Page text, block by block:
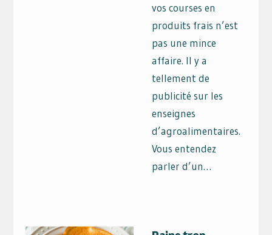
vos courses en
produits frais n’est
pas une mince
affaire. Il y a
tellement de
publicité sur les
enseignes
d’agroalimentaires.
Vous entendez
parler d’un…